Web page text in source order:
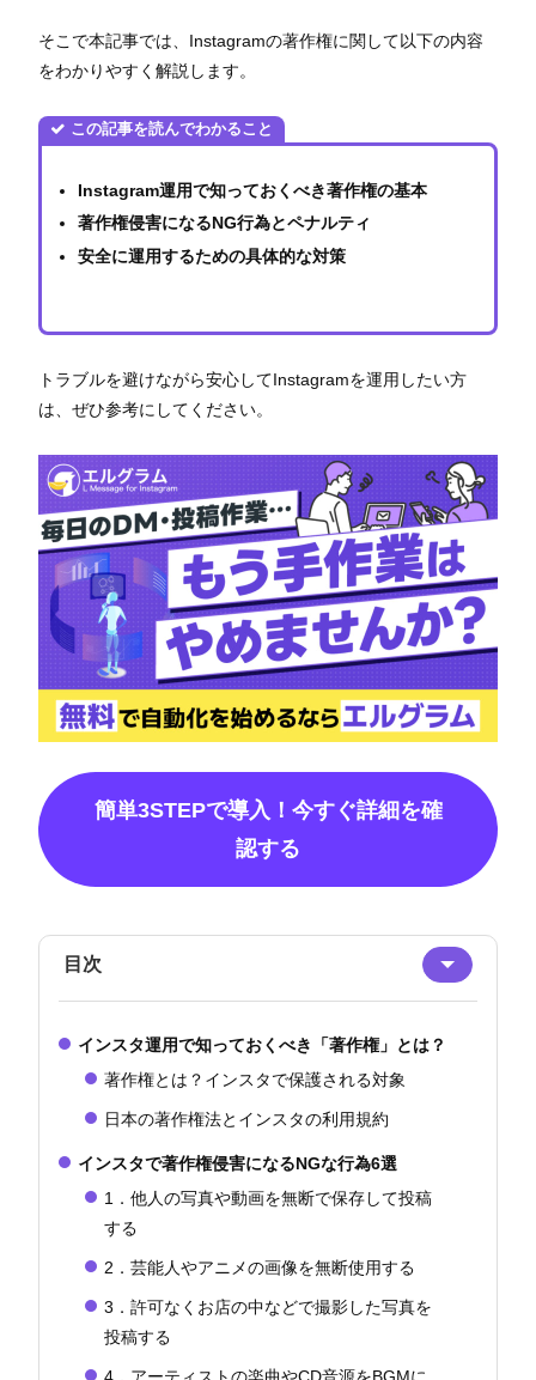
そこで本記事では、Instagramの著作権に関して以下の内容
をわかりやすく解説します。
この記事を読んでわかること
Instagram運用で知っておくべき著作権の基本
著作権侵害になるNG行為とペナルティ
安全に運用するための具体的な対策
トラブルを避けながら安心してInstagramを運用したい方
は、ぜひ参考にしてください。
簡単3STEPで導入！今すぐ詳細を確
認する
目次
インスタ運用で知っておくべき「著作権」とは？
著作権とは？インスタで保護される対象
日本の著作権法とインスタの利用規約
インスタで著作権侵害になるNGな行為6選
1．他人の写真や動画を無断で保存して投稿
する
2．芸能人やアニメの画像を無断使用する
3．許可なくお店の中などで撮影した写真を
投稿する